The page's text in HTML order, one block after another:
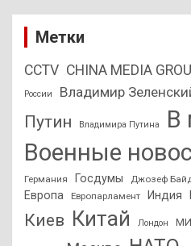
Метки
CCTV CHINA MEDIA
России Владимир
Путин
Владимира Путина
В
Военные
Германия Госдумы Джозеф
Европа Европарламент Индия
Киев Китай Лондон